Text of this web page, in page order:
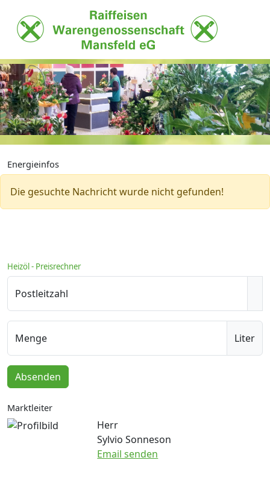
Energieinfos
Die gesuchte Nachricht wurde nicht gefunden!
Heizöl - Preisrechner
Postleitzahl
Menge Liter
Absenden
Marktleiter
Herr
Sylvio Sonneson
Email senden